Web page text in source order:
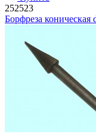
252523
Борфреза